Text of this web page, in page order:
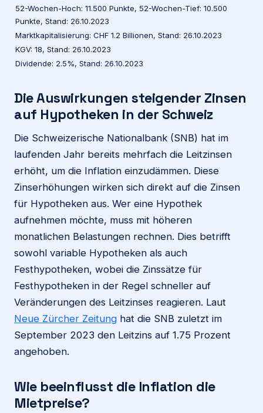
52-Wochen-Hoch: 11.500 Punkte, 52-Wochen-Tief: 10.500
Punkte, Stand: 26.10.2023
Marktkapitalisierung: CHF 1.2 Billionen, Stand: 26.10.2023
KGV: 18, Stand: 26.10.2023
Dividende: 2.5%, Stand: 26.10.2023
Die Auswirkungen steigender Zinsen
auf Hypotheken in der Schweiz
Die Schweizerische Nationalbank (SNB) hat im
laufenden Jahr bereits mehrfach die Leitzinsen
erhöht, um die Inflation einzudämmen. Diese
Zinserhöhungen wirken sich direkt auf die Zinsen
für Hypotheken aus. Wer eine Hypothek
aufnehmen möchte, muss mit höheren
monatlichen Belastungen rechnen. Dies betrifft
sowohl variable Hypotheken als auch
Festhypotheken, wobei die Zinssätze für
Festhypotheken in der Regel schneller auf
Veränderungen des Leitzinses reagieren. Laut
Neue Zürcher Zeitung hat die SNB zuletzt im
September 2023 den Leitzins auf 1.75 Prozent
angehoben.
Wie beeinflusst die Inflation die
Mietpreise?